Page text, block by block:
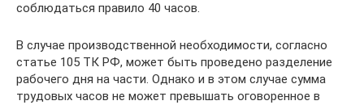
соблюдаться правило 40 часов.
В случае производственной необходимости, согласно
статье 105 ТК РФ, может быть проведено разделение
рабочего дня на части. Однако и в этом случае сумма
трудовых часов не может превышать оговоренное в